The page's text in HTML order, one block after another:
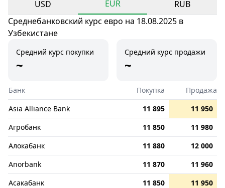
USD EUR
RUB
Среднебанковский курс евро на 18.08.2025 в
Узбекистане
Средний курс покупки
~
Средний курс продажи
~
Банк Покупка
Продажа
Asia Alliance Bank
11 895
11 950
Агробанк
11 850
11 980
Алокабанк
11 880
12 000
Anorbank
11 870
11 960
Асакабанк
11 850
11 950